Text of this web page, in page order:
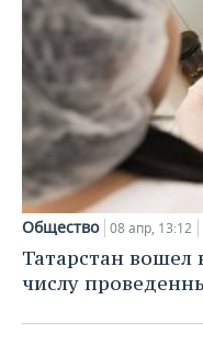
БИЗНЕС-БРАНЧИ
ONLINE-
ОТКРЫТАЯ ЛЕКЦИЯ
ФУТБОЛ
ХОККЕЙ
БАСКЕТБОЛ
ВОЛЕЙБОЛ
КИБЕРСПОРТ
ФИГУРНОЕ
ВОДНЫЕ ВИДЫ
НОВОСТИ ОБЩЕСТВА
ВЛАСТЬ
ИНФРАСТРУКТУРА
ИСТОРИЯ
КУЛЬТУРА
МЕДИЦИНА
ОБРАЗОВАНИЕ
ФОТОГАЛЕРЕЯ
СЮЖЕТЫ
СПРАВОЧНИК
СПИСОК ПЕРСОН
СПИСОК КОМПАНИЙ
ПОЛНАЯ ВЕРСИЯ
Общество 08 апр, 13:12
Татарстан вошел
числу